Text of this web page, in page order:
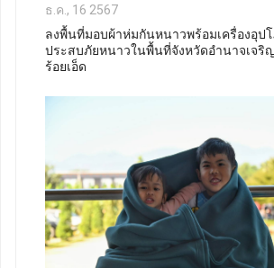
ธ.ค., 16 2567
ลงพื้นที่มอบผ้าห่มกันหนาวพร้อมเครื่องอุป
ประสบภัยหนาวในพื้นที่จังหวัดอำนาจเจริ
ร้อยเอ็ด